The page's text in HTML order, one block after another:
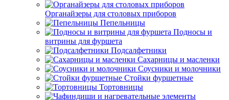
Органайзеры для столовых приборов
Пепельницы
Подносы и
витрины для фуршета
Подсалфетники
Сахарницы и масленки
Соусники и молочники
Стойки фуршетные
Тортовницы